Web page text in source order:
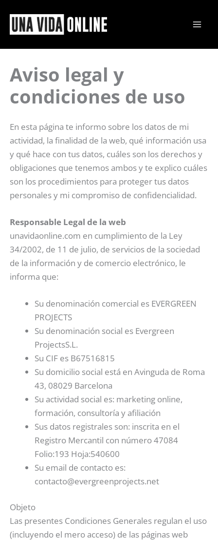
contenido
Aviso legal y
condiciones de uso
En esta página te informo sobre los datos de mi
actividad, la finalidad de la web, qué información usa
y qué hace con tus datos, cuáles son los derechos y
obligaciones que tenemos ambos y te explico cuáles
son los procedimientos para proteger tus datos
personales y mi compromiso de confidencialidad.
Responsable Legal de la web
unavidaonline.com en cumplimiento de la Ley
34/2002, de 11 de julio, de servicios de la sociedad
de la información y de comercio electrónico, le
informa que:
Su denominación comercial es EVERGREEN
PROJECTS
Su denominación social es Evergreen
ProjectsS.L.
Su CIF es B67516815
Su domicilio social está en Avinguda de Roma
43, 08029 Barcelona
Su actividad social es: marketing online,
formación, consultoría y afiliación
Sus datos registrales son: inscrita en el
Registro Mercantil con número 47084
Folio:193 Hoja:540600
Su email de contacto es:
contacto@evergreenprojects.net
Objeto
Las presentes Condiciones Generales regulan el uso
(incluyendo el mero acceso) de las páginas web